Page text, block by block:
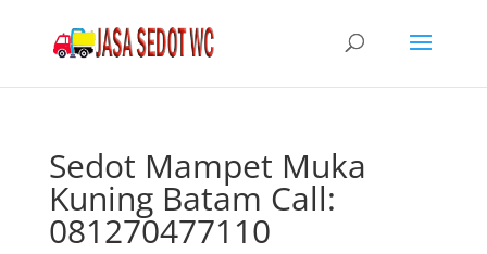
Sedot Mampet Muka
Kuning Batam Call:
081270477110